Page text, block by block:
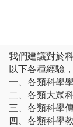
我們建議對於
以下各種經驗
一、各類科學
二、各類大眾
三、各類科學
四、各類科學